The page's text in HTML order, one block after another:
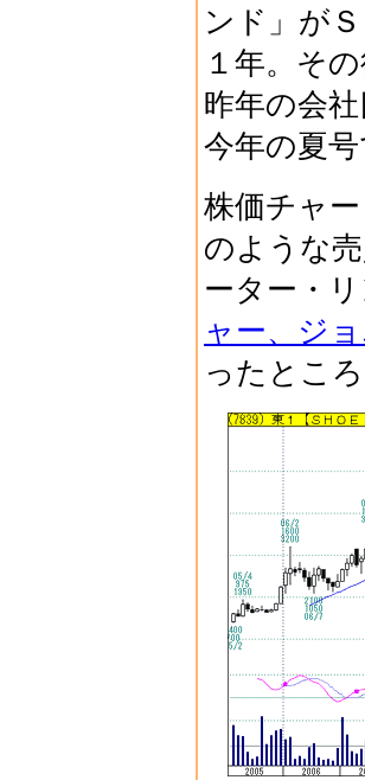
ンド」が
１年。そ
昨年の会
今年の夏
株価チャ
のような
ーター・
ャー、ジ
ったとこ